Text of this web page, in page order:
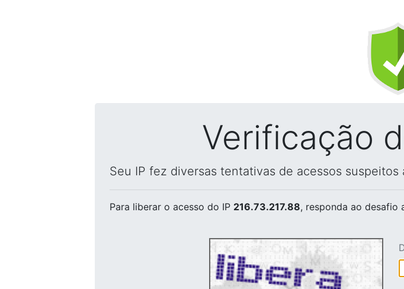
Verificação
Seu IP fez diversas tentativas de acessos
Para liberar o acesso do IP 216.73.217.88, responda ao desafio